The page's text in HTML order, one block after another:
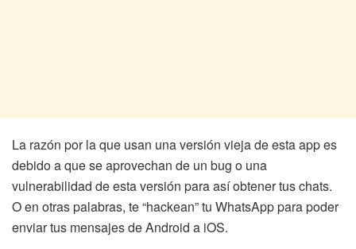
La razón por la que usan una versión vieja de esta app es
debido a que se aprovechan de un bug o una
vulnerabilidad de esta versión para así obtener tus chats.
O en otras palabras, te “hackean” tu WhatsApp para poder
enviar tus mensajes de Android a iOS.